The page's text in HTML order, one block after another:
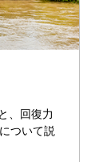
、回復力
ついて説